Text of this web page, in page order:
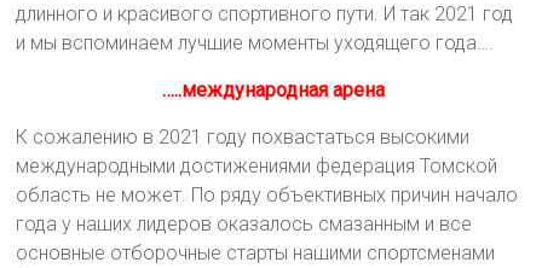
длинного и красивого спортивного пути. И так 2021 год
и мы вспоминаем лучшие моменты уходящего года….
…..международная арена
К сожалению в 2021 году похвастаться высокими
международными достижениями федерация Томской
область не может. По ряду объективных причин начало
года у наших лидеров оказалось смазанным и все
основные отборочные старты нашими спортсменами